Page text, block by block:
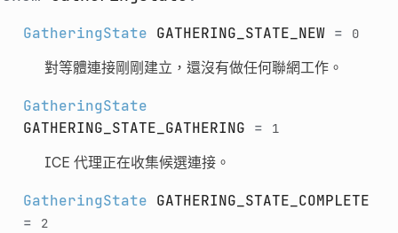
GatheringState GATHERING_STATE_NEW= 0
對等體連接剛剛建立，還沒有做任何聯網工作。
GatheringState
GATHERING_STATE_GATHERING = 1
ICE 代理正在收集候選連接。
GatheringState GATHERING_STATE_COMPLETE
=
2